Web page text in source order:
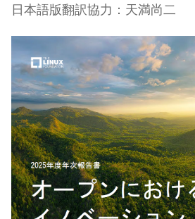
日本語版翻訳協力：天満尚二